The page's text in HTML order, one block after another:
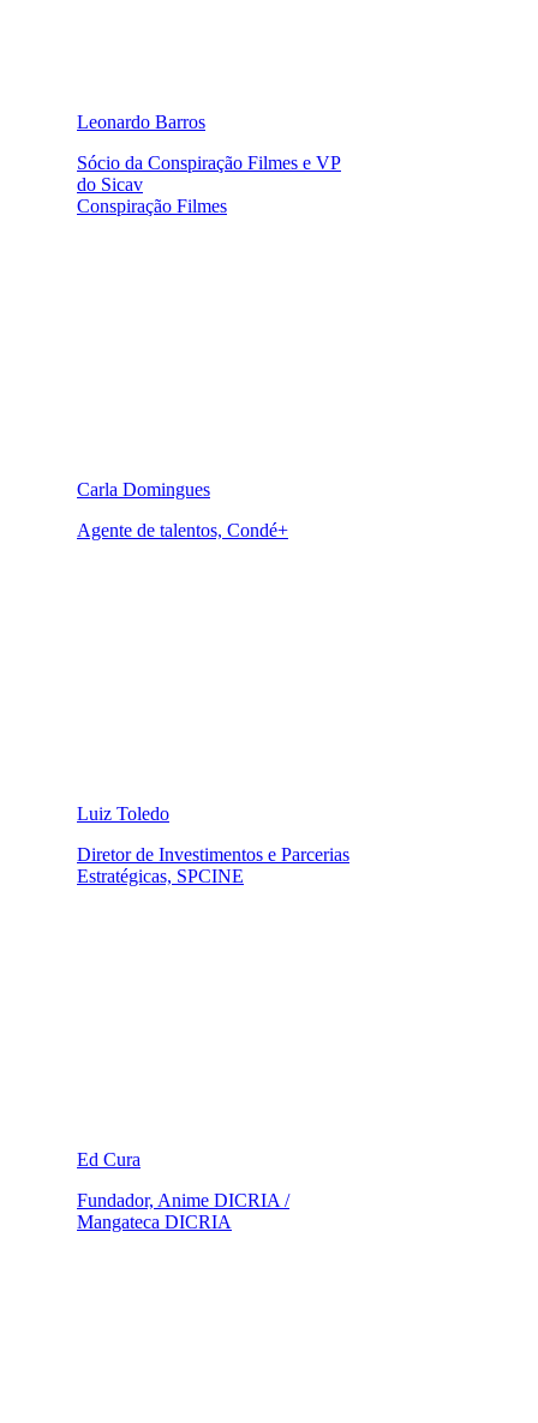
Leonardo Barros
Sócio da Conspiração Filmes e VP
do Sicav
Conspiração Filmes
Carla Domingues
Agente de talentos, Condé+
Luiz Toledo
Diretor de Investimentos e Parcerias
Estratégicas, SPCINE
Ed Cura
Fundador, Anime DICRIA /
Mangateca DICRIA